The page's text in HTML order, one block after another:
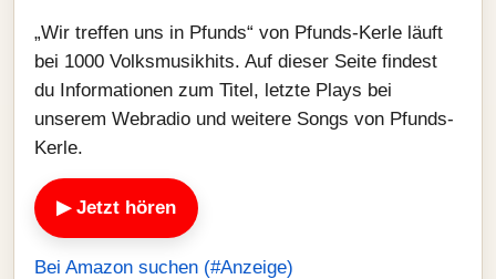
„Wir treffen uns in Pfunds“ von Pfunds-Kerle läuft
bei 1000 Volksmusikhits. Auf dieser Seite findest
du Informationen zum Titel, letzte Plays bei
unserem Webradio und weitere Songs von Pfunds-
Kerle.
▶ Jetzt hören
Bei Amazon suchen (#Anzeige)